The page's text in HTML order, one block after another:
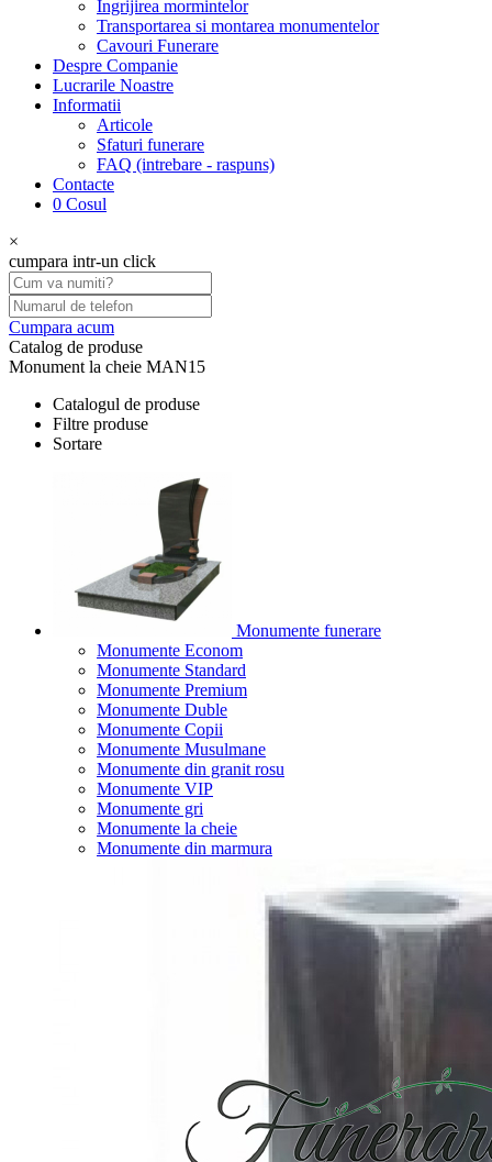
Ingrijirea mormintelor
Transportarea si montarea monumentelor
Cavouri Funerare
Despre Companie
Lucrarile Noastre
Informatii
Articole
Sfaturi funerare
FAQ (intrebare - raspuns)
Contacte
0 Cosul
×
cumpara intr-un click
Cumpara acum
Catalog de produse
Monument la cheie MAN15
Catalogul de produse
Filtre produse
Sortare
Monumente funerare
Monumente Econom
Monumente Standard
Monumente Premium
Monumente Duble
Monumente Copii
Monumente Musulmane
Monumente din granit rosu
Monumente VIP
Monumente gri
Monumente la cheie
Monumente din marmura